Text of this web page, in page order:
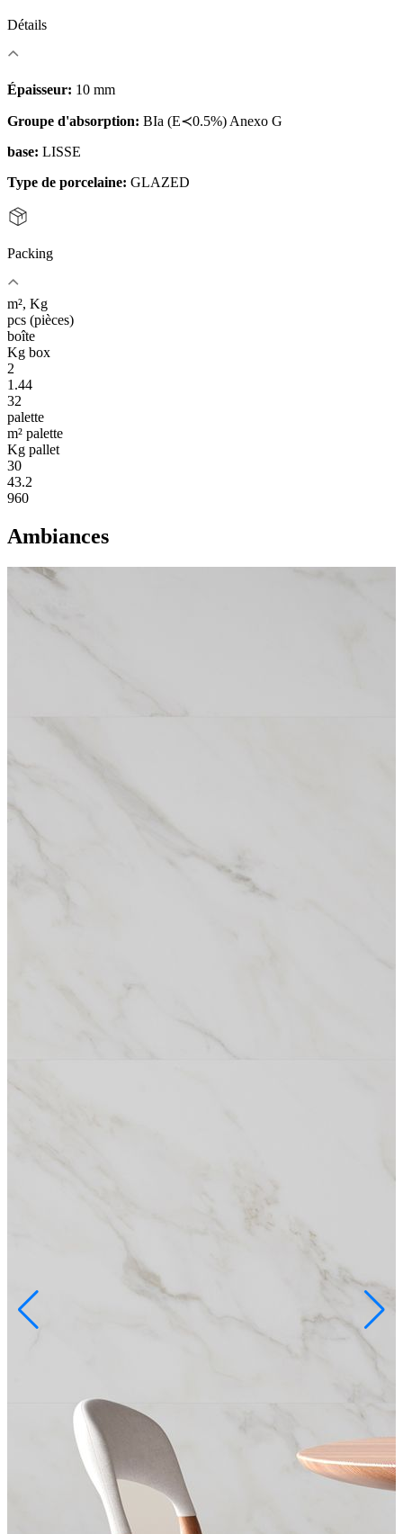
Détails
Épaisseur: 10 mm
Groupe d'absorption: BIa (E≺0.5%) Anexo G
base: LISSE
Type de porcelaine: GLAZED
Packing
m², Kg
pcs (pièces)
boîte
Kg box
2
1.44
32
palette
m² palette
Kg pallet
30
43.2
960
Ambiances